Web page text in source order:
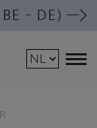
– DE) —>